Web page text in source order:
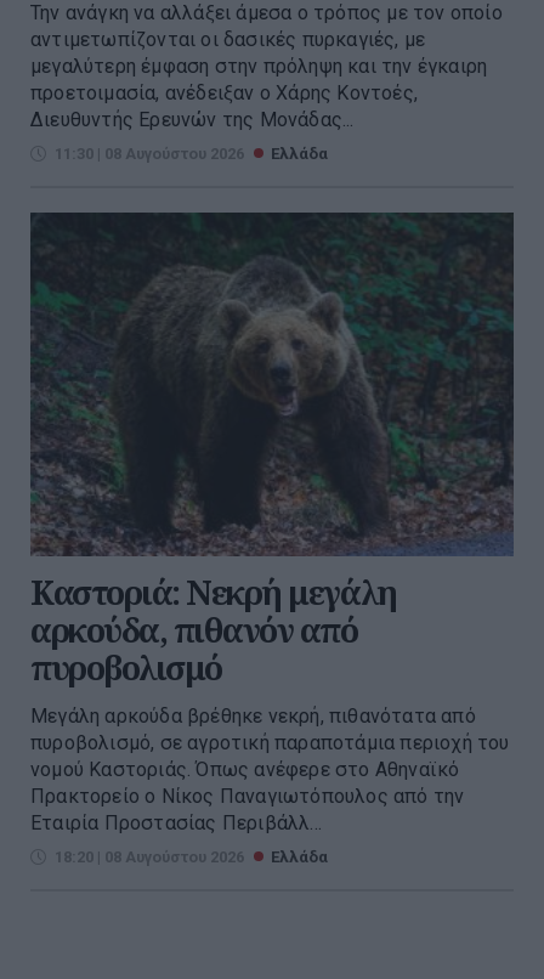
Την ανάγκη να αλλάξει άμεσα ο τρόπος με τον οποίο
αντιμετωπίζονται οι δασικές πυρκαγιές, με
μεγαλύτερη έμφαση στην πρόληψη και την έγκαιρη
προετοιμασία, ανέδειξαν ο Χάρης Κοντοές,
Διευθυντής Ερευνών της Μονάδας...
11:30 | 08 Αυγούστου 2026 Ελλάδα
Καστοριά: Νεκρή μεγάλη
αρκούδα, πιθανόν από
πυροβολισμό
Μεγάλη αρκούδα βρέθηκε νεκρή, πιθανότατα από
πυροβολισμό, σε αγροτική παραποτάμια περιοχή του
νομού Καστοριάς. Όπως ανέφερε στο Αθηναϊκό
Πρακτορείο ο Νίκος Παναγιωτόπουλος από την
Εταιρία Προστασίας Περιβάλλ...
18:20 | 08 Αυγούστου 2026 Ελλάδα